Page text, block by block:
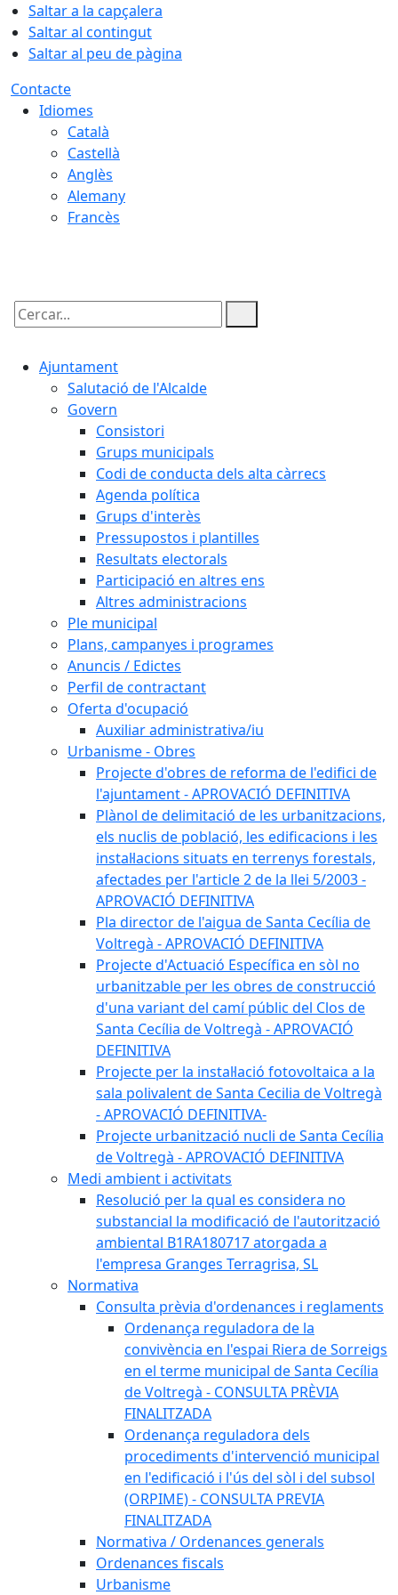
Saltar a la capçalera
Saltar al contingut
Saltar al peu de pàgina
Contacte
Idiomes
Català
Castellà
Anglès
Alemany
Francès
Cercar:
Ajuntament
Salutació de l'Alcalde
Govern
Consistori
Grups municipals
Codi de conducta dels alta càrrecs
Agenda política
Grups d'interès
Pressupostos i plantilles
Resultats electorals
Participació en altres ens
Altres administracions
Ple municipal
Plans, campanyes i programes
Anuncis / Edictes
Perfil de contractant
Oferta d'ocupació
Auxiliar administrativa/iu
Urbanisme - Obres
Projecte d'obres de reforma de l'edifici de
l'ajuntament - APROVACIÓ DEFINITIVA
Plànol de delimitació de les urbanitzacions,
els nuclis de població, les edificacions i les
instal·lacions situats en terrenys forestals,
afectades per l'article 2 de la llei 5/2003 -
APROVACIÓ DEFINITIVA
Pla director de l'aigua de Santa Cecília de
Voltregà - APROVACIÓ DEFINITIVA
Projecte d'Actuació Específica en sòl no
urbanitzable per les obres de construcció
d'una variant del camí públic del Clos de
Santa Cecília de Voltregà - APROVACIÓ
DEFINITIVA
Projecte per la instal·lació fotovoltaica a la
sala polivalent de Santa Cecilia de Voltregà
- APROVACIÓ DEFINITIVA-
Projecte urbanització nucli de Santa Cecília
de Voltregà - APROVACIÓ DEFINITIVA
Medi ambient i activitats
Resolució per la qual es considera no
substancial la modificació de l'autorització
ambiental B1RA180717 atorgada a
l'empresa Granges Terragrisa, SL
Normativa
Consulta prèvia d'ordenances i reglaments
Ordenança reguladora de la
convivència en l'espai Riera de Sorreigs
en el terme municipal de Santa Cecília
de Voltregà - CONSULTA PRÈVIA
FINALITZADA
Ordenança reguladora dels
procediments d'intervenció municipal
en l'edificació i l'ús del sòl i del subsol
(ORPIME) - CONSULTA PREVIA
FINALITZADA
Normativa / Ordenances generals
Ordenances fiscals
Urbanisme